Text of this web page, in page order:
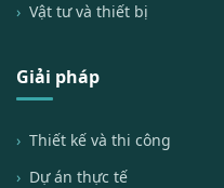
Vật tư và thiết bị
Giải pháp
Thiết kế và thi công
Dự án thực tế